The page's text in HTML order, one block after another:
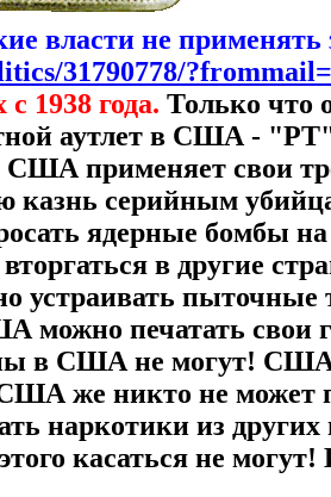
власти не
31790778/
1938 года. Только что
аутлет в США -
применяет свои
казнь серийным
ядерные бомбы на
в другие
устраивать пыточные
можно печатать свои
в США не могут!
же никто не может
наркотики из других
касаться не могут!